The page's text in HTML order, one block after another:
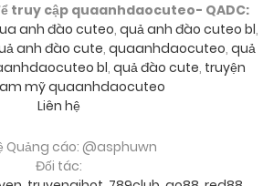
truy cập quaanhdaocuteo- QADC:
anh đào cuteo, quả anh đào cuteo bl,
anh đào cute, quaanhdaocuteo, quả
bl, quả đào cute, truyện
mỹ quaanhdaocuteo
Liên hệ
Quảng cáo: @asphuwn
Đối tác: